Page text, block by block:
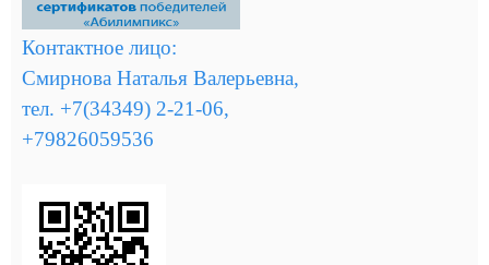
Контактное лицо:
Смирнова Наталья Валерьевна,
тел. +7(34349) 2-21-06,
+79826059536